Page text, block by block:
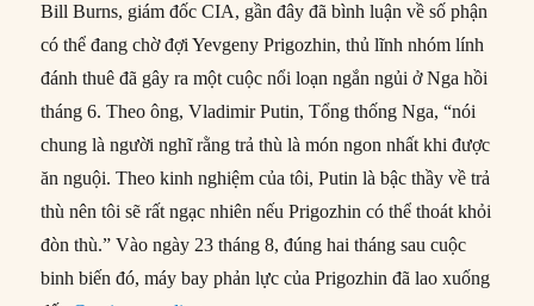
Bill Burns, giám đốc CIA, gần đây đã bình luận về số phận
có thể đang chờ đợi Yevgeny Prigozhin, thủ lĩnh nhóm lính
đánh thuê đã gây ra một cuộc nổi loạn ngắn ngủi ở Nga hồi
tháng 6. Theo ông, Vladimir Putin, Tổng thống Nga, “nói
chung là người nghĩ rằng trả thù là món ngon nhất khi được
ăn nguội. Theo kinh nghiệm của tôi, Putin là bậc thầy về trả
thù nên tôi sẽ rất ngạc nhiên nếu Prigozhin có thể thoát khỏi
đòn thù.” Vào ngày 23 tháng 8, đúng hai tháng sau cuộc
binh biến đó, máy bay phản lực của Prigozhin đã lao xuống